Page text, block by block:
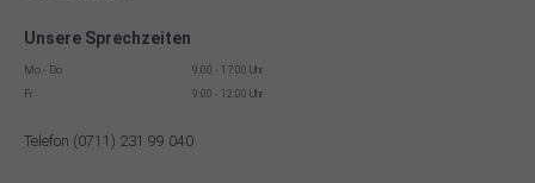
Unsere Sprechzeiten
Mo - Do
9:00 - 17:00 Uhr
Fr
9:00 - 12:00 Uhr
Telefon (0711) 231 99 040